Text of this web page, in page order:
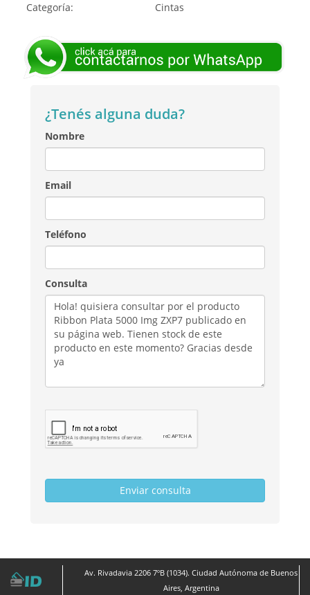
Categoría:
Cintas
¿Tenés alguna duda?
Nombre
Email
Teléfono
Consulta
Av. Rivadavia 2206 7ºB (1034). Ciudad Autónoma de Buenos
Aires, Argentina